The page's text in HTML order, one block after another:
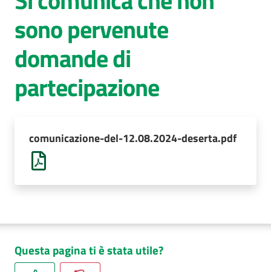
cura
Comunica
sono pervenute
domande di
partecipazione
comunicazione-del-12.08.2024-deserta.pdf
Questa pagina ti è stata utile?